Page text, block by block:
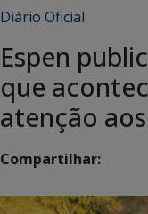
Diário Oficial
Espen
que
atenção
Compartilhar: